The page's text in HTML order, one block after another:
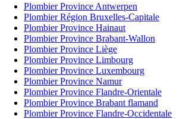
Plombier Province Antwerpen
Plombier Région Bruxelles-Capitale
Plombier Province Hainaut
Plombier Province Brabant-Wallon
Plombier Province Liège
Plombier Province Limbourg
Plombier Province Luxembourg
Plombier Province Namur
Plombier Province Flandre-Orientale
Plombier Province Brabant flamand
Plombier Province Flandre-Occidentale